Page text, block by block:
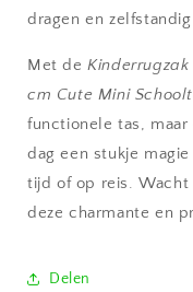
dragen en
Met de
cm Cute Mini
functionele tas,
dag een stukje
tijd of op reis.
deze charmante en
Delen